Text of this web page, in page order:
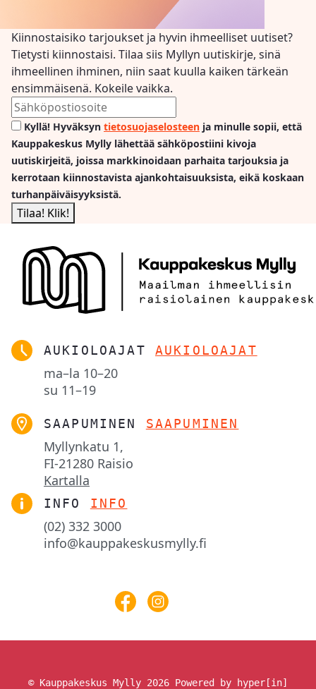
Kiinnostaisiko tarjoukset ja hyvin ihmeelliset uutiset?
Tietysti kiinnostaisi. Tilaa siis Myllyn uutiskirje, sinä
ihmeellinen ihminen, niin saat kuulla kaiken tärkeän
ensimmäisenä. Kokeile vaikka.
Kyllä! Hyväksyn tietosuojaselosteen ja minulle sopii, että
Kauppakeskus Mylly lähettää sähköpostiini kivoja
uutiskirjeitä, joissa markkinoidaan parhaita tarjouksia ja
kerrotaan kiinnostavista ajankohtaisuuksista, eikä koskaan
turhanpäiväisyyksistä.
AUKIOLOAJAT AUKIOLOAJAT
ma–la 10–20
su 11–19
SAAPUMINEN SAAPUMINEN
Myllynkatu 1,
FI-21280 Raisio
Kartalla
INFO INFO
(02) 332 3000
info@kauppakeskusmylly.fi
© Kauppakeskus Mylly 2026 Powered by hyper[in]